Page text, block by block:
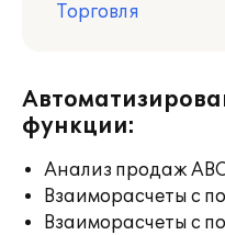
Торговля
функции:
Анализ продаж
Взаиморасчеты с
Взаиморасчеты с